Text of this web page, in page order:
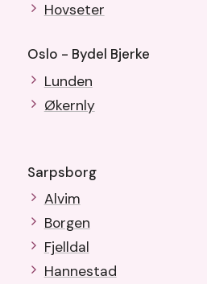
Hovseter
Oslo - Bydel Bjerke
Lunden
Økernly
Sarpsborg
Alvim
Borgen
Fjelldal
Hannestad